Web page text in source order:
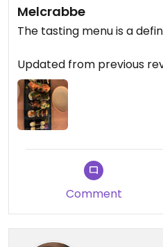
Melcrabbe
The tasting menu is a
Updated from previous
Comment